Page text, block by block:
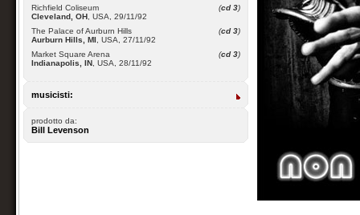
(cd 3)
Richfield Coliseum
Cleveland, OH , USA, 29/11/92
(cd 3)
The Palace of Aurburn Hills
Aurburn Hills, MI , USA, 27/11/92
(cd 3)
Market Square Arena
Indianapolis, IN , USA, 28/11/92
musicisti:
prodotto da:
Bill Levenson